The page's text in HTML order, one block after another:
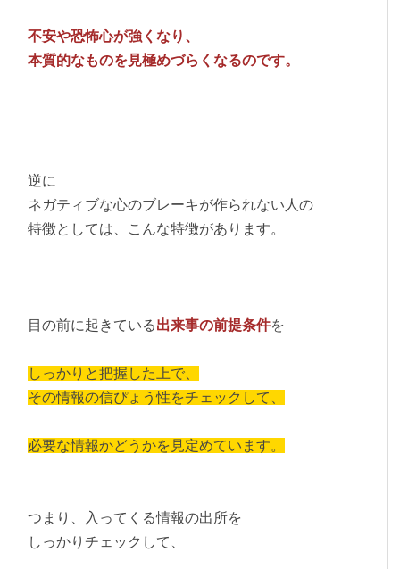
不安や恐怖心が強くなり、
本質的なものを見極めづらくなるのです。
逆に
ネガティブな心のブレーキが作られない人の
特徴としては、こんな特徴があります。
目の前に起きている出来事の前提条件を
しっかりと把握した上で、
その情報の信ぴょう性をチェックして、
必要な情報かどうかを見定めています。
つまり、入ってくる情報の出所を
しっかりチェックして、